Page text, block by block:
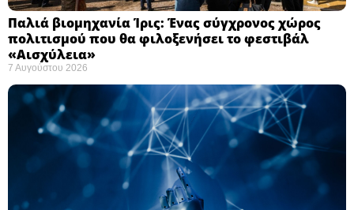
Παλιά βιομηχανία Ίρις: Ένας σύγχρονος χώρος
πολιτισμού που θα φιλοξενήσει το φεστιβάλ
«Αισχύλεια» ​
7 Αυγούστου 2026